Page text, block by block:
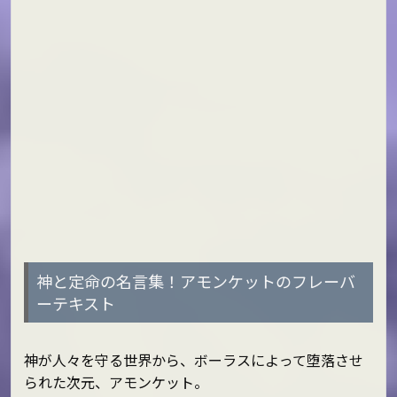
神と定命の名言集！アモンケットのフレーバ
ーテキスト
神が人々を守る世界から、ボーラスによって堕落させ
られた次元、アモンケット。